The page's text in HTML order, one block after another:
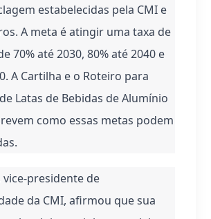
estabelecidas pela CMI e
A meta é atingir uma taxa de
70% até 2030, 80% até 2040 e
A Cartilha e o Roteiro para
Latas de Bebidas de Alumínio
como essas metas podem
vice-presidente de
da CMI, afirmou que sua